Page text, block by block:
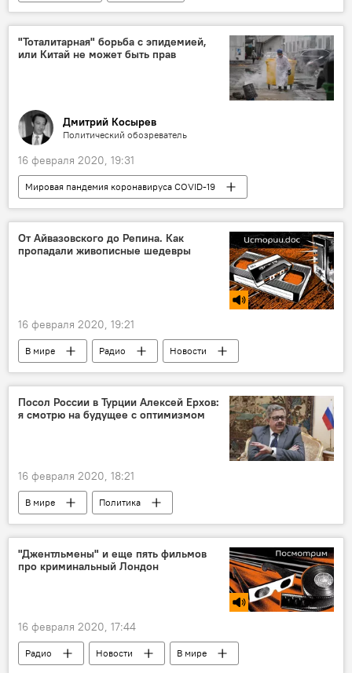
"Тоталитарная" борьба с эпидемией,
или Китай не может быть прав
Дмитрий Косырев
Политический обозреватель
16 февраля 2020, 19:31
Мировая пандемия коронавируса COVID-19
Мнение
Колумнисты
От Айвазовского до Репина. Как
пропадали живописные шедевры
16 февраля 2020, 19:21
В мире Радио Новости
Посол России в Турции Алексей Ерхов:
я смотрю на будущее с оптимизмом
16 февраля 2020, 18:21
В мире Политика
"Джентльмены" и еще пять фильмов
про криминальный Лондон
16 февраля 2020, 17:44
Радио Новости В мире